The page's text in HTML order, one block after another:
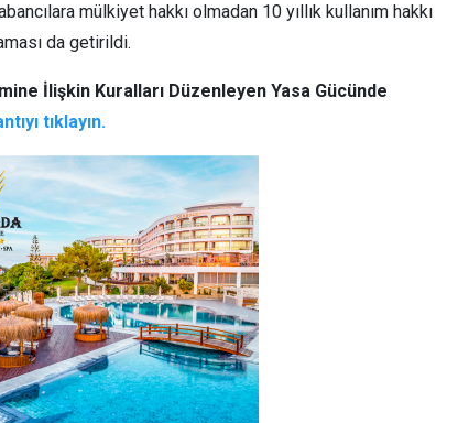
mülkiyet hakkı olmadan 10 yıllık kullanım hakkı
da getirildi.
İlişkin Kuralları Düzenleyen Yasa Gücünde
tıklayın.